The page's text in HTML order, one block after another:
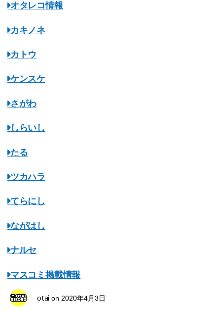
オタレコ情報
カキノネ
カトウ
ケンスケ
さがわ
しらいし
たる
ツカハラ
てらにし
ながはし
ナルセ
マスコミ掲載情報
みちのくオタレコ
otai on 2020年4月3日